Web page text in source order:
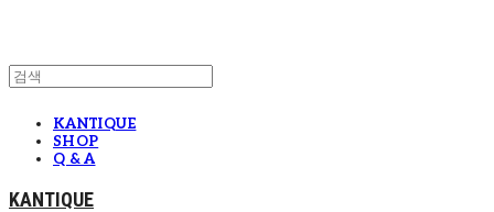
KANTIQUE
SHOP
Q & A
KANTIQUE